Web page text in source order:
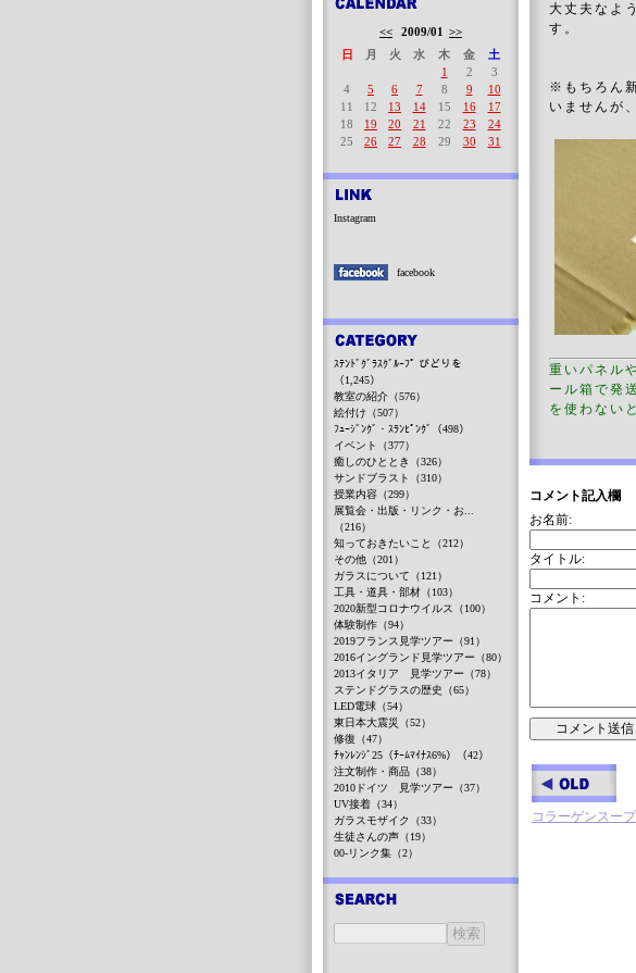
大丈夫なよ
す。
※もちろん
いませんが
重いパネル
ール箱で発
を使わない
コメント記入欄
お名前:
タイトル:
コメント:
コラーゲンスープ
<< 2009/01 >>
日
月 火 水 木 金
土
1
2
3
4
5 6 7 8 9
10
11
12 13 14 15 16
17
18
19 20 21 22 23
24
25
26 27 28 29 30 31
Instagram
facebook
ｽﾃﾝﾄﾞｸﾞﾗｽｸﾞﾙｰﾌﾟ びどりを
（1,245）
教室の紹介（576）
絵付け（507）
ﾌｭｰｼﾞﾝｸﾞ・ｽﾗﾝﾋﾟﾝｸﾞ（498）
イベント（377）
癒しのひととき（326）
サンドブラスト（310）
授業内容（299）
展覧会・出版・リンク・お...
（216）
知っておきたいこと（212）
その他（201）
ガラスについて（121）
工具・道具・部材（103）
2020新型コロナウイルス（100）
体験制作（94）
2019フランス見学ツアー（91）
2016イングランド見学ツアー（80）
2013イタリア 見学ツアー（78）
ステンドグラスの歴史（65）
LED電球（54）
東日本大震災（52）
修復（47）
ﾁｬﾝﾚﾝｼﾞ25（ﾁｰﾑﾏｲﾅｽ6%）（42）
注文制作・商品（38）
2010ドイツ 見学ツアー（37）
UV接着（34）
ガラスモザイク（33）
生徒さんの声（19）
00-リンク集（2）